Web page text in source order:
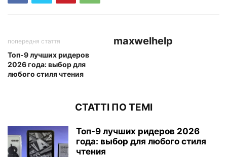
попередня стаття
Топ-9 лучших ридеров
2026 года: выбор для
любого стиля чтения
maxwelhelp
СТАТТІ ПО ТЕМІ
Топ-9 лучших ридеров 2026
года: выбор для любого стиля
чтения